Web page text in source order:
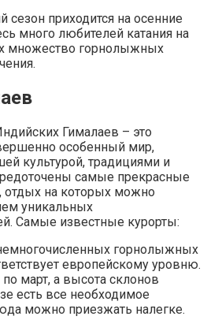
сезон приходится на осенние
много любителей катания на
множество горнолыжных
Гималаев – это
особенный мир,
культурой, традициями и
самые прекрасные
на которых можно
уникальных
Самые известные курорты:
горнолыжных
европейскому уровню.
март, а высота склонов
есть все необходимое
можно приезжать налегке.